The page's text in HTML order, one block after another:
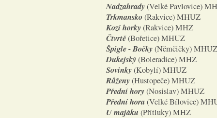
Nadzahrady(Velké Pavlovice)
Trkmansko(Rakvice) MHUZ
Kozí horky(Rakvice) MHZ
Čtvrtě(Bořetice) MHUZ
Špigle - Bočky(Němčičky) MHUZ
Dukejský(Boleradice) MHZ
Sovinky(Kobylí) MHUZ
Růženy(Hustopeče) MHUZ
Přední hory(Nosislav) MHUZ
Přední hora(Velké Bílovice)
U majáku (Přítluky) MHZ